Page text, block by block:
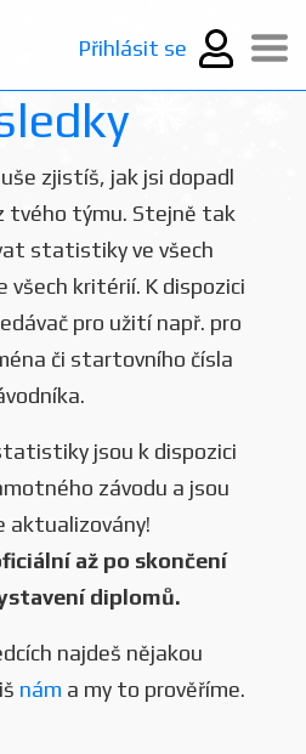
Přihlásit se
zjistíš, jak jsi dopadl
tvého týmu. Stejně tak
statistiky ve všech
všech kritérií. K dispozici
pro užití např. pro
či startovního čísla
jsou k dispozici
závodu a jsou
aktualizovány!
až po skončení
diplomů.
najdeš nějakou
nám a my to prověříme.